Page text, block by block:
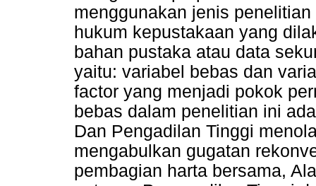
menggunakan jenis
hukum kepustakaan yang
bahan pustaka atau data
yaitu: variabel bebas dan
factor yang menjadi pokok
bebas dalam penelitian ini
Dan Pengadilan Tinggi
mengabulkan gugatan
pembagian harta bersama,